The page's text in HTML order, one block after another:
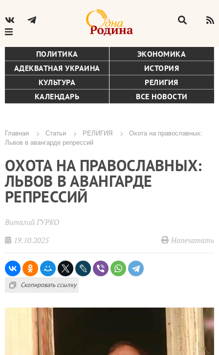
ПОЛИТИКА
ЭКОНОМИКА
АДЕКВАТНАЯ УКРАИНА
ИСТОРИЯ
КУЛЬТУРА
РЕЛИГИЯ
КАЛЕНДАРЬ
ВСЕ НОВОСТИ
Строка
навигации
Главная Статьи РЕЛИГИЯ
Охота на православных:
Львов в авангарде репрессий
ОХОТА НА ПРАВОСЛАВНЫХ:
ЛЬВОВ В АВАНГАРДЕ
РЕПРЕССИЙ
Виталий ГУРКО
19.10.2025
Напечатать
Скопировать ссылку